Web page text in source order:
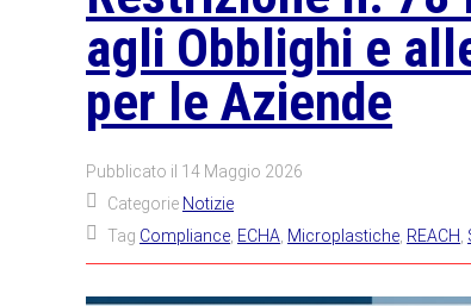
agli Obblighi e
per le Aziende
Pubblicato il 14 Maggio 2026
Categorie Notizie
Tag Compliance ECHA Microplastiche REACH